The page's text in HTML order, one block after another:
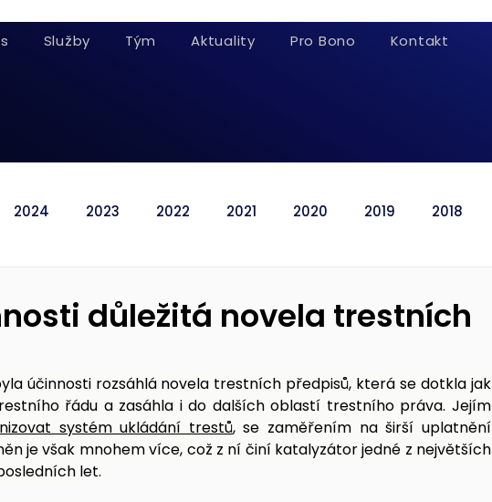
Služby Tým Aktuality Pro Bono Kontakt
2024 2023 2022 2021 2020 2019 2018
důležitá novela trestních
účinnosti rozsáhlá novela trestních předpisů, která se dotkla jak
řádu a zasáhla i do dalších oblastí trestního práva. Jejím
systém ukládání trestů, se zaměřením na širší uplatnění
je však mnohem více, což z ní činí katalyzátor jedné z největších
let.